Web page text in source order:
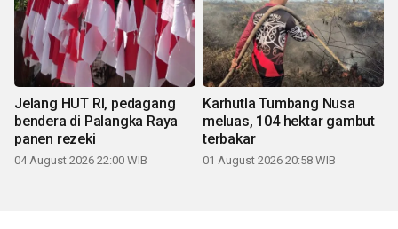
Jelang HUT RI, pedagang
bendera di Palangka Raya
panen rezeki
04 August 2026 22:00 WIB
Karhutla Tumbang Nusa
meluas, 104 hektar gambut
terbakar
01 August 2026 20:58 WIB